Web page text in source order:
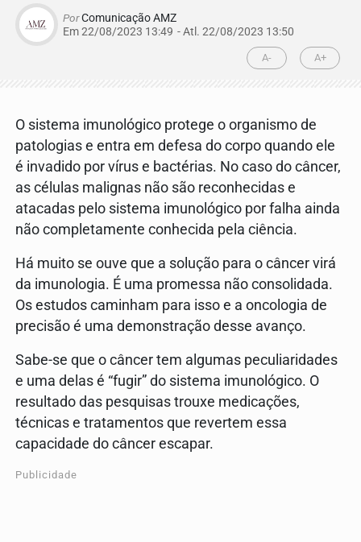
PorComunicação AMZ
Em 22/08/2023 13:49 - Atl. 22/08/2023 13:50
A- A+
O sistema imunológico protege o organismo de
patologias e entra em defesa do corpo quando ele
é invadido por vírus e bactérias. No caso do câncer,
as células malignas não são reconhecidas e
atacadas pelo sistema imunológico por falha ainda
não completamente conhecida pela ciência.
Há muito se ouve que a solução para o câncer virá
da imunologia. É uma promessa não consolidada.
Os estudos caminham para isso e a oncologia de
precisão é uma demonstração desse avanço.
Sabe-se que o câncer tem algumas peculiaridades
e uma delas é “fugir” do sistema imunológico. O
resultado das pesquisas trouxe medicações,
técnicas e tratamentos que revertem essa
capacidade do câncer escapar.
Publicidade